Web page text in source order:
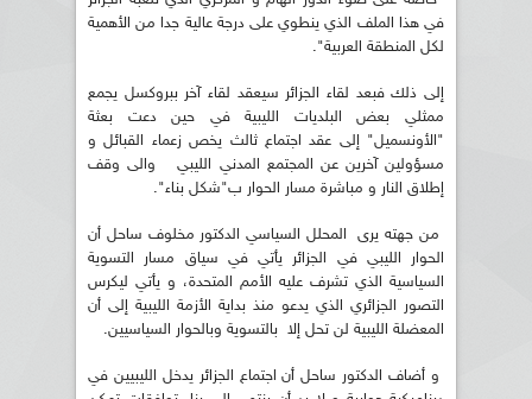
في هذا الملف الذي ينطوي على درجة عالية جدا من الأهمية
لكل المنطقة العربية".
إلى ذلك فبعد لقاء الجزائر سيعقد لقاء آخر ببروكسل يجمع
ممثلي بعض البلديات الليبية في حين دعت بعثة
"الأونسميل" إلى عقد اجتماع ثالث يخص زعماء القبائل و
مسؤولين آخرين عن المجتمع المدني الليبي والى وقف
إطلاق النار و مباشرة مسار الحوار ب"شكل بناء".
من جهته يرى المحلل السياسي الدكتور مخلوف ساحل أن
الحوار الليبي في الجزائر يأتي في سياق مسار التسوية
السياسية الذي تشرف عليه الأمم المتحدة، و يأتي ليكرس
التصور الجزائري الذي يدعو منذ بداية الأزمة الليبية إلى أن
المعضلة الليبية لن تحل إلا بالتسوية وبالحوار السياسيين.
و أضاف الدكتور ساحل أن اجتماع الجزائر يدخل الليبيين في